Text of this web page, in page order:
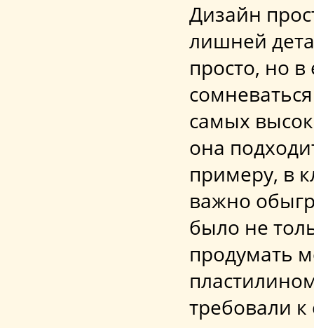
Дизайн
лишней
просто, но в
самых
она
примеру, в
важно
было не
продумать
требовали